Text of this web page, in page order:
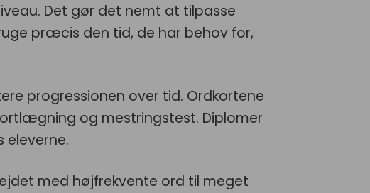
Det gør det nemt at tilpasse
præcis den tid, de har behov for,
progressionen over tid. Ordkortene
og mestringstest. Diplomer
med højfrekvente ord til meget